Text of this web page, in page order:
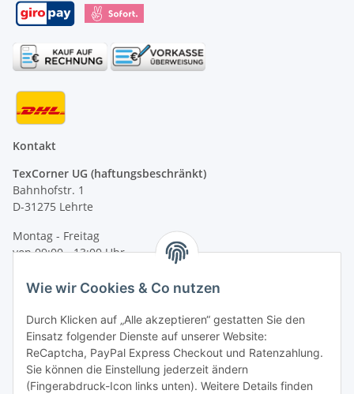
Kontakt
TexCorner UG (haftungsbeschränkt)
Bahnhofstr. 1
D-31275 Lehrte
Montag - Freitag
von 09:00 - 13:00 Uhr
Tel: +49 (0) 5132 8230689
Fax: +49 (0) 5132 8230693
E-Mail:mail@signalweste.net
Wie wir Cookies & Co nutzen
Durch Klicken auf „Alle akzeptieren“ gestatten Sie den
Einsatz folgender Dienste auf unserer Website:
ReCaptcha, PayPal Express Checkout und Ratenzahlung.
Sie können die Einstellung jederzeit ändern
(Fingerabdruck-Icon links unten). Weitere Details finden